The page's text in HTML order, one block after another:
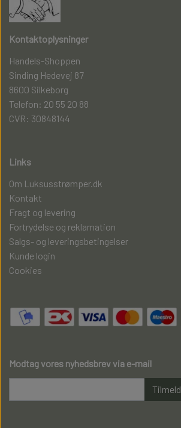
Kontaktoplysninger
Handels-Shoppen
Sinding Hedevej 87
8600 Silkeborg
Telefon: 20 55 20 88
CVR: 30848144
Links
Om Luksusstrømper.dk
Kontakt
Fragt og levering
Fortrydelse og reklamation
Salgs- og leveringsbetingelser
Kunde login
Cookies
Modtag vores nyhedsbrev via e-mail
Tilmeld